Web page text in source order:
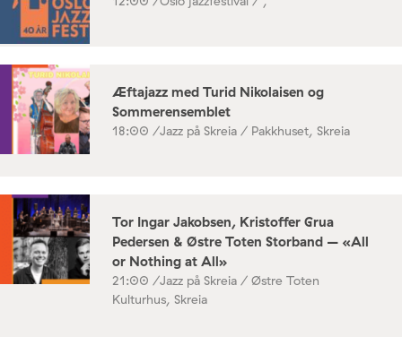
Æftajazz med Turid Nikolaisen og
Sommerensemblet
18:00 /Jazz på Skreia / Pakkhuset, Skreia
Tor Ingar Jakobsen, Kristoffer Grua
Pedersen & Østre Toten Storband – «All
or Nothing at All»
21:00 /Jazz på Skreia / Østre Toten
Kulturhus, Skreia